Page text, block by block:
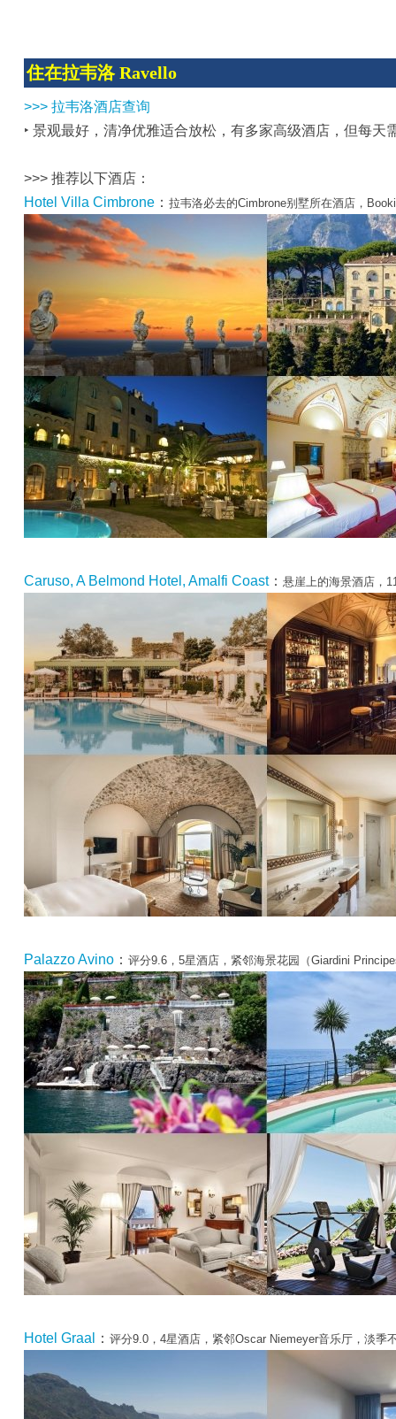
住在拉韦洛 Ravello
>>> 拉韦洛酒店查询
‣ 景观最好，清净优雅适合放松，有多家高级酒店，但每天
>>> 推荐以下酒店：
Hotel Villa Cimbrone ： 拉韦洛必去的Cimbrone别墅所在酒店，
Caruso, A Belmond Hotel, Amalfi Coast： 悬崖上的海景酒店，
Palazzo Avino ： 评分9.6，5星酒店，紧邻海景花园（Giardini
Hotel Graal ： 评分9.0，4星酒店，紧邻Oscar Niemeyer音乐厅，淡季